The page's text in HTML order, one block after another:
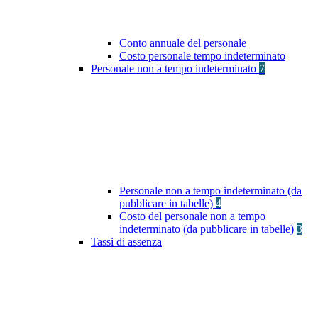
Conto annuale del personale
Costo personale tempo indeterminato
Personale non a tempo indeterminato 7
Personale non a tempo indeterminato (da
pubblicare in tabelle) 4
Costo del personale non a tempo
indeterminato (da pubblicare in tabelle) 3
Tassi di assenza